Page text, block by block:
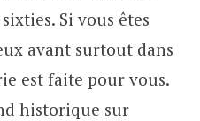
Si vous êtes
avant surtout dans
est faite pour vous.
historique sur